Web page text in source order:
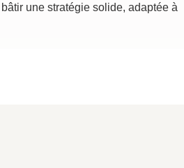
une stratégie solide, adaptée à